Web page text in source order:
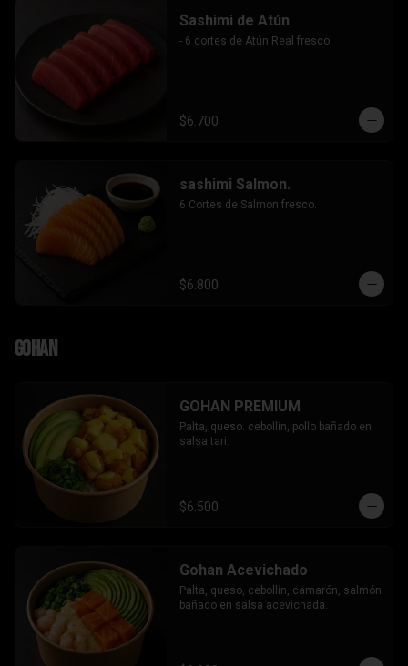
Sashimi de Atún
- 6 cortes de Atún Real fresco.
$6.700
sashimi Salmon.
6 Cortes de Salmon fresco.
$6.800
Gohan
GOHAN PREMIUM
Palta, queso. cebollin, pollo bañado en
salsa tari.
$6.500
Gohan Acevichado
Palta, queso, cebollín, camarón, salmón
bañado en salsa acevichada.